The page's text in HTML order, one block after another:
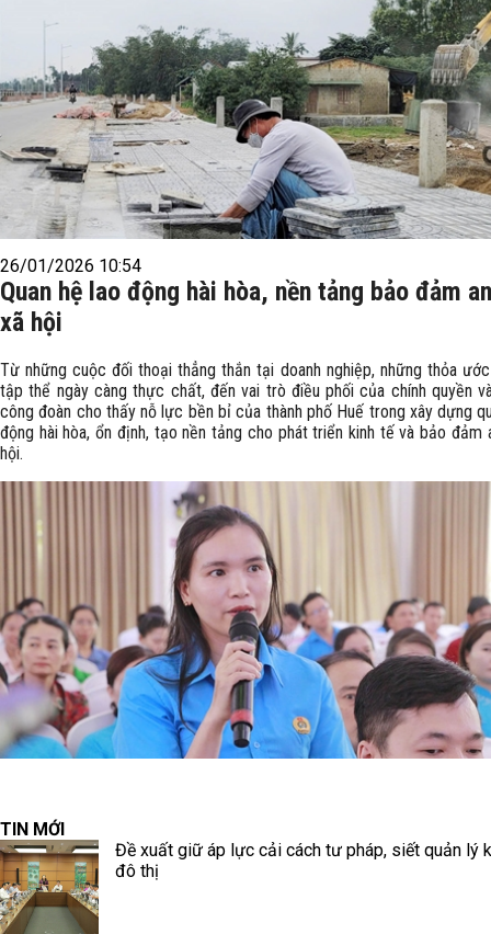
26/01/2026 10:54
Quan hệ lao động hài hòa, nền tảng bảo đảm
xã hội
Từ những cuộc đối thoại thẳng thắn tại doanh nghiệp, những thỏa
tập thể ngày càng thực chất, đến vai trò điều phối của chính quyền
công đoàn cho thấy nỗ lực bền bỉ của thành phố Huế trong xây dựng
động hài hòa, ổn định, tạo nền tảng cho phát triển kinh tế và bảo đảm
hội.
TIN MỚI
Đề xuất giữ áp lực cải cách tư pháp, siết quản lý
đô thị